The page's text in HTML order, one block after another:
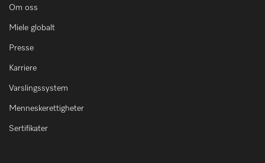
Om oss
Miele globalt
Presse
Karriere
Varslingssystem
Menneskerettigheter
Sertifikater